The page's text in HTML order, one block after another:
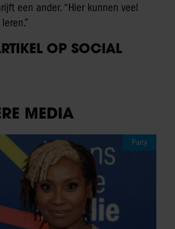
een ander. “Hier kunnen veel
OP SOCIAL
MEDIA
Party